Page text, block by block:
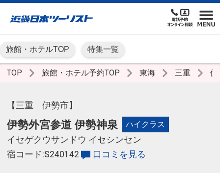
旅館・ホテルTOP 特集一覧
TOP 旅館・ホテル予約TOP 東海 三重
【三重 伊勢市】
伊勢外宮参道 伊勢神泉 ハイクラス
イセゲクウサンドウ イセシンセン
宿コード:S240142
口コミを見る